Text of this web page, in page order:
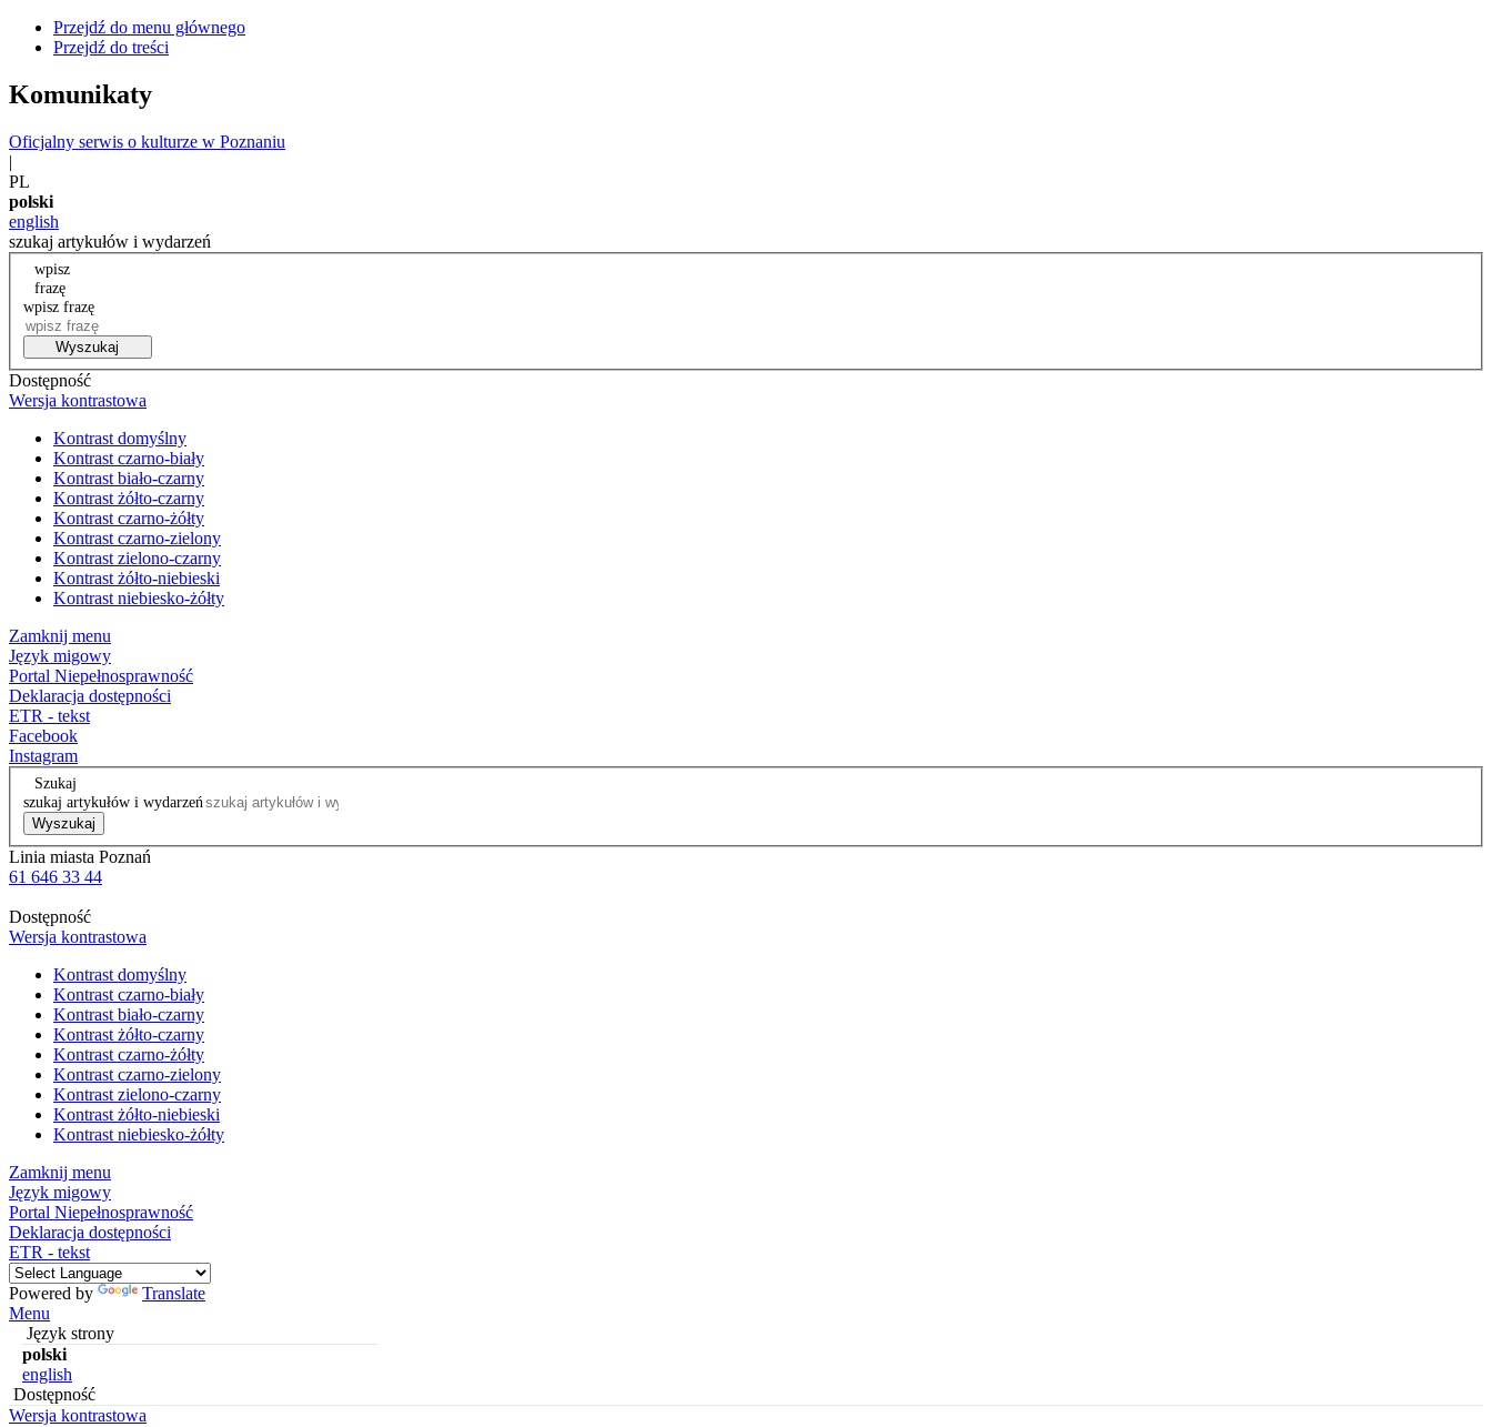
Przejdź do menu głównego
Przejdź do treści
Komunikaty
Oficjalny serwis o kulturze w Poznaniu
|
PL
polski
english
szukaj artykułów i wydarzeń
wpisz
frazę
wpisz frazę
Wyszukaj
Dostępność
Wersja kontrastowa
Kontrast domyślny
Kontrast czarno-biały
Kontrast biało-czarny
Kontrast żółto-czarny
Kontrast czarno-żółty
Kontrast czarno-zielony
Kontrast zielono-czarny
Kontrast żółto-niebieski
Kontrast niebiesko-żółty
Zamknij menu
Język migowy
Portal Niepełnosprawność
Deklaracja dostępności
ETR - tekst
Facebook
Instagram
Szukaj
szukaj artykułów i wydarzeń
Wyszukaj
Linia miasta Poznań
61 646 33 44
Dostępność
Wersja kontrastowa
Kontrast domyślny
Kontrast czarno-biały
Kontrast biało-czarny
Kontrast żółto-czarny
Kontrast czarno-żółty
Kontrast czarno-zielony
Kontrast zielono-czarny
Kontrast żółto-niebieski
Kontrast niebiesko-żółty
Zamknij menu
Język migowy
Portal Niepełnosprawność
Deklaracja dostępności
ETR - tekst
Powered by
Translate
Menu
Język strony
polski
english
Dostępność
Wersja kontrastowa